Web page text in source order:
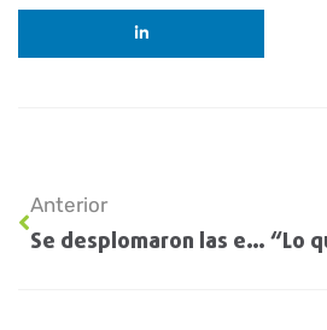
Anterior
Se desplomaron las expectativas de inversión en el sector agropecuario